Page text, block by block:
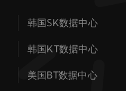
韩国SK数据中心
韩国KT数据中心
美国BT数据中心